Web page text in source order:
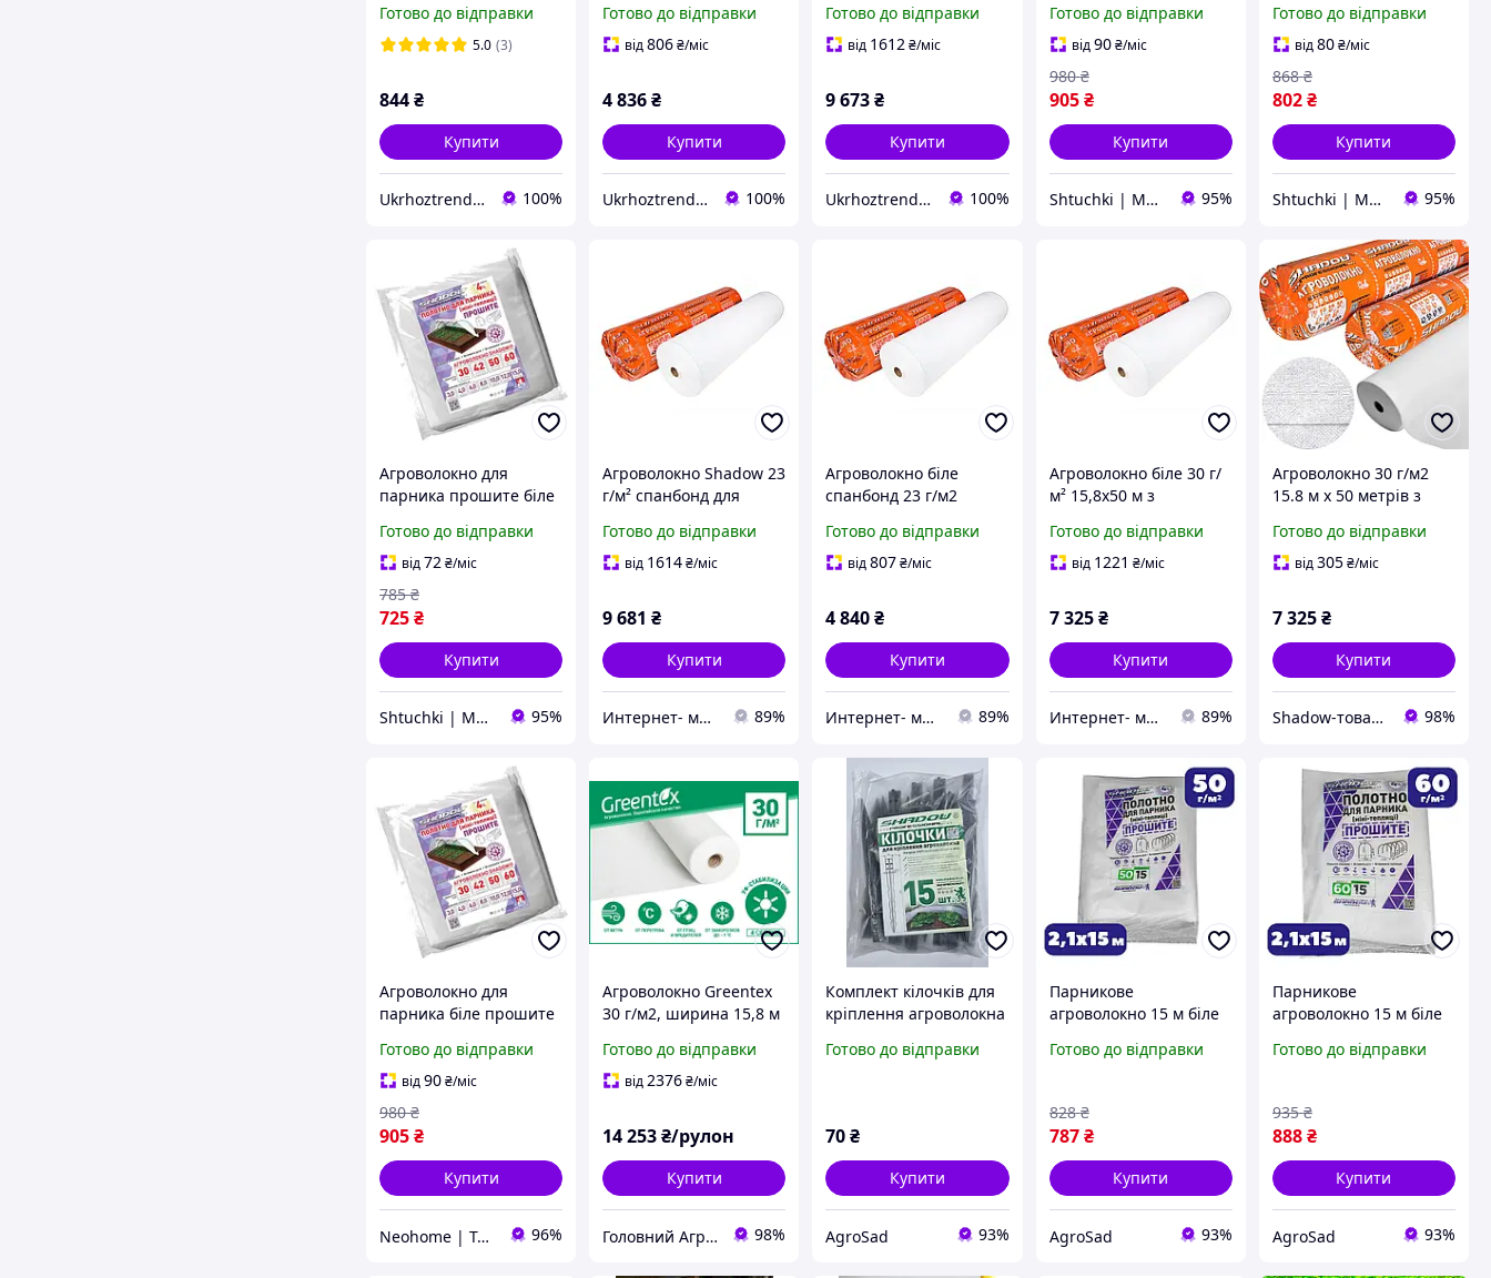
агроволокно
Готово до відправки
5.0 (3)
844₴
Купити
Ukrhoztrend-товари для саду та городу 100%
"Shadow" біле
агроволокно для
Готово до відправки
від806₴/міс
4 836₴
Купити
Ukrhoztrend-товари для саду та городу 100%
"Shadow" біле
агроволокно для
Готово до відправки
від 1612 ₴/міс
9 673₴
Купити
Ukrhoztrend-товари для саду та городу 100%
Готово до відправки
від90 ₴/міс
905 ₴
980 ₴
Купити
Shtuchki | Магазин корисних штучок 95%
(SHiz15031)
Готово до відправки
від80₴/міс
802₴
868 ₴
Купити
Shtuchki | Магазин корисних штучок 95%
Агроволокно для
парника прошите біле
Готово до відправки
від72₴/міс
725₴
785 ₴
Купити
Shtuchki | Магазин корисних штучок 95%
Агроволокно Shadow 23
г/м² спанбонд для
рослин 15.8x100 м, біле
Готово до відправки
від 1614₴/міс
9 681 ₴
Купити
Интернет- магазин "AKB-OK" 89%
Агроволокно біле
спанбонд 23 г/м2
посилений край, рулон
15.8 x 50 м
рослин
Готово до відправки
від807₴/міс
4 840₴
Купити
Интернет- магазин "AKB-OK" 89%
Агроволокно біле 30 г/
м² 15,8x50 м з
«Shadow» для теплиць,
термоізоляційний
Готово до відправки
від 1221 ₴/міс
7 325 ₴
Купити
Интернет- магазин "AKB-OK" 89%
Агроволокно 30 г/м2
15.8 м х 50 метрів з
"Shadow" агроволокно
біле для теплиць
Готово до відправки
від305₴/міс
7 325₴
Купити
Shadow-товари для сільського господарства та домашнього вжитку 98%
Агроволокно для
парника біле прошите
(TMiz15038)
Готово до відправки
від90₴/міс
905₴
980 ₴
Купити
Neohome | Товари для дому та дачі 96%
Агроволокно Greentex
30 г/м2, ширина 15,8 м
Готово до відправки
від2376₴/міс
14 253₴/рулон
Купити
Головний Агроном 98%
Комплект кілочків для
кріплення агроволокна
Готово до відправки
70₴
Купити
AgroSad 93%
Парникове
агроволокно 15 м біле
укриття теплиці
сонця та заморозків
Готово до відправки
787 ₴
828 ₴
Купити
AgroSad 93%
Парникове
агроволокно 15 м біле
укриття теплиці
сонця та заморозків
Готово до відправки
888₴
935 ₴
Купити
AgroSad 93%